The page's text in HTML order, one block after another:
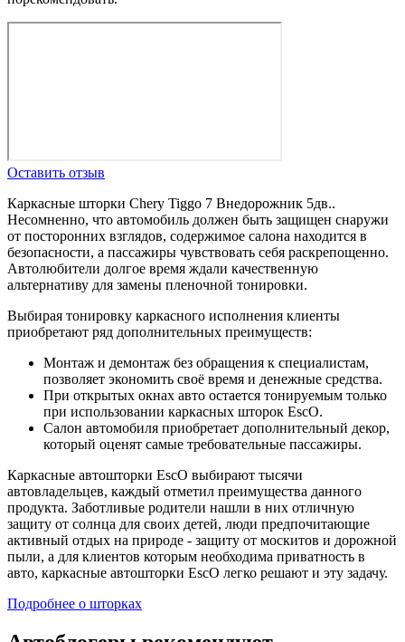
Оставить отзыв
Каркасные шторки Chery Tiggo 7 Внедорожник 5дв..
Несомненно, что автомобиль должен быть защищен снаружи
от посторонних взглядов, содержимое салона находится в
безопасности, а пассажиры чувствовать себя раскрепощенно.
Автолюбители долгое время ждали качественную
альтернативу для замены пленочной тонировки.
Выбирая тонировку каркасного исполнения клиенты
приобретают ряд дополнительных преимуществ:
Монтаж и демонтаж без обращения к специалистам,
позволяет экономить своё время и денежные средства.
При открытых окнах авто остается тонируемым только
при использовании каркасных шторок EscO.
Салон автомобиля приобретает дополнительный декор,
который оценят самые требовательные пассажиры.
Каркасные автошторки EscO выбирают тысячи
автовладельцев, каждый отметил преимущества данного
продукта. Заботливые родители нашли в них отличную
защиту от солнца для своих детей, люди предпочитающие
активный отдых на природе - защиту от москитов и дорожной
пыли, а для клиентов которым необходима приватность в
авто, каркасные автошторки EscO легко решают и эту задачу.
Подробнее о шторках